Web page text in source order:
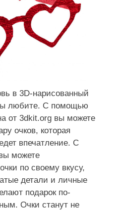
в 3D-нарисованный
любите. С помощью
от 3dkit.org вы можете
очков, которая
впечатление. С
можете
по своему вкусу,
детали и личные
подарок по-
Очки станут не